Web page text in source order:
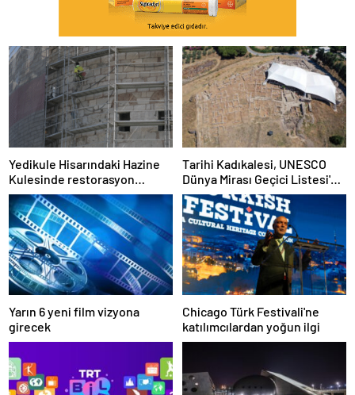
Yedikule Hisarındaki Hazine
Kulesinde restorasyon
sürüyor
Tarihi Kadıkalesi, UNESCO
Dünya Mirası Geçici Listesi'ne
dahil edildi
Yarın 6 yeni film vizyona
girecek
Chicago Türk Festivali'ne
katılımcılardan yoğun ilgi